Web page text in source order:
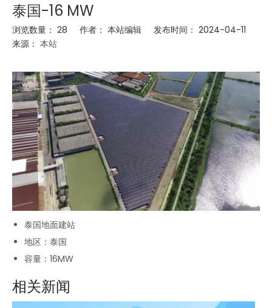
泰国-16 MW
浏览数量： 28 作者： 本站编辑 发布时间： 2024-04-11
来源：
本站
泰国地面建站
地区：泰国
容量：16MW
相关新闻
双玻技术：如何具有更稳定输出电力的优势
双玻光伏组件具有明显的发电优势。玻璃的透光性和出色的耐紫外